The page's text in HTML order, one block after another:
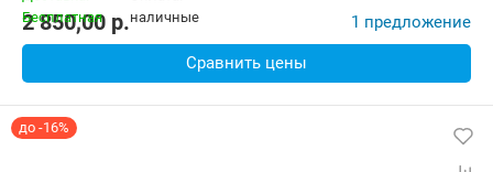
2 850,00 p. 1 предложение
Сравнить цены
до -16%